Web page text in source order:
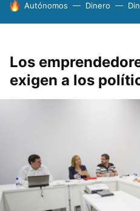
HOY SE HABLA DE
Autónomos Dinero
Los
exigen a los